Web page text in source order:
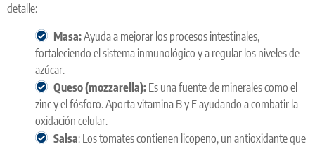
detalle:
Masa:Ayuda a mejorar los procesos intestinales,
fortaleciendo el sistema inmunológico y a regular los niveles de
azúcar.
Queso (mozzarella): Es una fuente de minerales como el
zinc y el fósforo. Aporta vitamina B y E ayudando a combatir la
oxidación celular.
Salsa: Los tomates contienen licopeno, un antioxidante que